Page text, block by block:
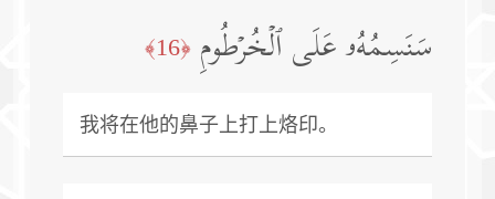
سَنَسِمُهُۥ عَلَى ٱلۡخُرۡطُومِ ﴿16﴾
我将在他的鼻子上打上烙印。